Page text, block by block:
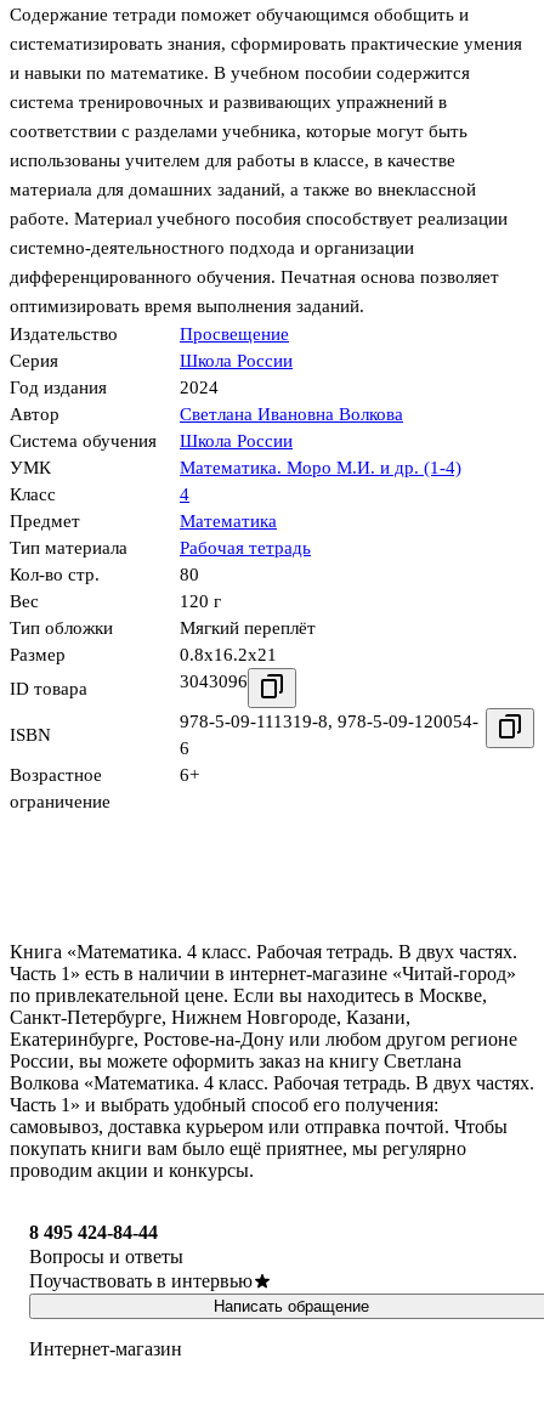
Содержание тетради поможет обучающимся обобщить и
систематизировать знания, сформировать практические умения
и навыки по математике. В учебном пособии содержится
система тренировочных и развивающих упражнений в
соответствии с разделами учебника, которые могут быть
использованы учителем для работы в классе, в качестве
материала для домашних заданий, а также во внеклассной
работе. Материал учебного пособия способствует реализации
системно-деятельностного подхода и организации
дифференцированного обучения. Печатная основа позволяет
оптимизировать время выполнения заданий.
Издательство
Просвещение
Серия
Школа России
Год издания
2024
Автор
Светлана Ивановна Волкова
Система обучения
Школа России
УМК
Математика. Моро М.И. и др. (1-4)
Класс
4
Предмет
Математика
Тип материала
Рабочая тетрадь
Кол-во стр.
80
Вес
120 г
Тип обложки
Мягкий переплёт
Размер
0.8x16.2x21
ID товара
3043096
ISBN
978-5-09-111319-8, 978-5-09-120054-
6
Возрастное
ограничение
6+
Книга «Математика. 4 класс. Рабочая тетрадь. В двух частях.
Часть 1» есть в наличии в интернет-магазине «Читай-город»
по привлекательной цене. Если вы находитесь в Москве,
Санкт-Петербурге, Нижнем Новгороде, Казани,
Екатеринбурге, Ростове-на-Дону или любом другом регионе
России, вы можете оформить заказ на книгу Светлана
Волкова «Математика. 4 класс. Рабочая тетрадь. В двух частях.
Часть 1» и выбрать удобный способ его получения:
самовывоз, доставка курьером или отправка почтой. Чтобы
покупать книги вам было ещё приятнее, мы регулярно
проводим акции и конкурсы.
8 495 424-84-44
Вопросы и ответы
Поучаствовать в интервью
Написать обращение
Интернет-магазин